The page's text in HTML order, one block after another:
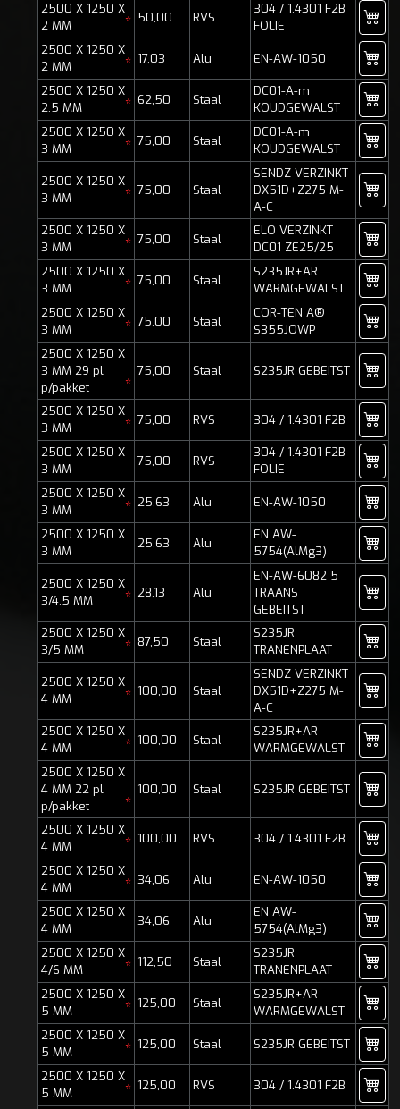
2500 X 1250 X
2 MM
* 50,00 RVS
304 / 1.4301 F2B
FOLIE
2500 X 1250 X
2 MM
* 17,03 Alu EN-AW-1050
2500 X 1250 X
2.5 MM
* 62,50 Staal
DC01-A-m
KOUDGEWALST
2500 X 1250 X
3 MM
* 75,00 Staal
DC01-A-m
KOUDGEWALST
2500 X 1250 X
3 MM
* 75,00 Staal
SENDZ VERZINKT
DX51D+Z275 M-
A-C
2500 X 1250 X
3 MM
* 75,00 Staal
ELO VERZINKT
DC01 ZE25/25
2500 X 1250 X
3 MM
* 75,00 Staal
S235JR+AR
WARMGEWALST
2500 X 1250 X
3 MM
* 75,00 Staal
COR-TEN A®
S355JOWP
2500 X 1250 X
3 MM 29 pl
p/pakket
*
75,00 Staal S235JR GEBEITST
2500 X 1250 X
3 MM
* 75,00 RVS 304 / 1.4301 F2B
2500 X 1250 X
3 MM
75,00 RVS
304 / 1.4301 F2B
FOLIE
2500 X 1250 X
3 MM
* 25,63 Alu EN-AW-1050
2500 X 1250 X
3 MM
25,63 Alu
EN AW-
5754(AlMg3)
2500 X 1250 X
3/4.5 MM
* 28,13 Alu
EN-AW-6082 5
TRAANS
GEBEITST
2500 X 1250 X
3/5 MM
* 87,50 Staal
S235JR
TRANENPLAAT
2500 X 1250 X
4 MM
* 100,00 Staal
SENDZ VERZINKT
DX51D+Z275 M-
A-C
2500 X 1250 X
4 MM
* 100,00 Staal
S235JR+AR
WARMGEWALST
2500 X 1250 X
4 MM 22 pl
p/pakket
*
100,00 Staal S235JR GEBEITST
2500 X 1250 X
4 MM
* 100,00 RVS 304 / 1.4301 F2B
2500 X 1250 X
4 MM
* 34,06 Alu EN-AW-1050
2500 X 1250 X
4 MM
34,06 Alu
EN AW-
5754(AlMg3)
2500 X 1250 X
4/6 MM
* 112,50 Staal
S235JR
TRANENPLAAT
2500 X 1250 X
5 MM
* 125,00 Staal
S235JR+AR
WARMGEWALST
2500 X 1250 X
5 MM
* 125,00 Staal S235JR GEBEITST
2500 X 1250 X
5 MM
* 125,00 RVS 304 / 1.4301 F2B